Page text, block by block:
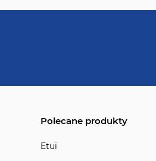
Polecane produkty
Etui